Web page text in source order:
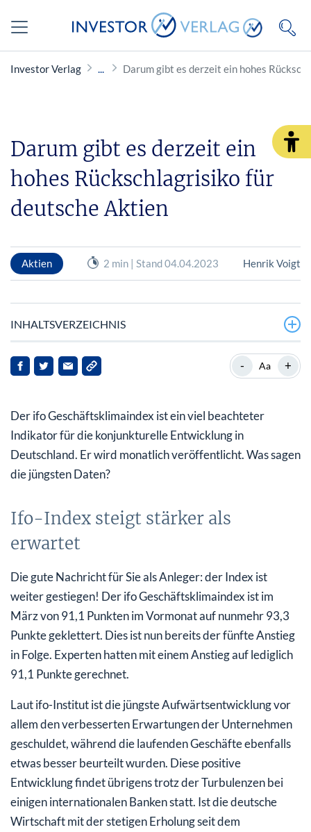
Investor Verlag Darum gibt es derzeit ein hohes
Darum gibt es derzeit ein
hohes Rückschlagrisiko für
deutsche Aktien
Aktien 2 min | Stand 04.04.2023 Henrik Voigt
INHALTSVERZEICHNIS
Ifo-Index steigt stärker als erwartet
Hohes Rückschlagrisiko für deutsche Aktien, weil…
- Aa +
Der ifo Geschäftsklimaindex ist ein viel beachteter
Indikator für die konjunkturelle Entwicklung in
Deutschland. Er wird monatlich veröffentlicht. Was sagen
die jüngsten Daten?
Ifo-Index steigt stärker als
erwartet
Die gute Nachricht für Sie als Anleger: der Index ist
weiter gestiegen! Der ifo Geschäftsklimaindex ist im
März von 91,1 Punkten im Vormonat auf nunmehr 93,3
Punkte geklettert. Dies ist nun bereits der fünfte Anstieg
in Folge. Experten hatten mit einem Anstieg auf lediglich
91,1 Punkte gerechnet.
Laut ifo-Institut ist die jüngste Aufwärtsentwicklung vor
allem den verbesserten Erwartungen der Unternehmen
geschuldet, während die laufenden Geschäfte ebenfalls
etwas besser beurteilt wurden. Diese positive
Entwicklung findet übrigens trotz der Turbulenzen bei
einigen internationalen Banken statt. Ist die deutsche
Wirtschaft mit der stetigen Erholung seit dem